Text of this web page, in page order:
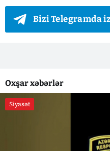
Bizi Telegramda
Oxşar xəbərlər
Siyasət